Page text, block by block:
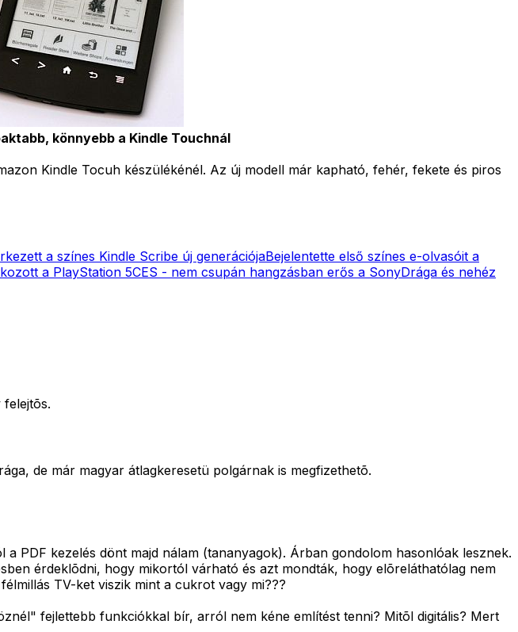
könnyebb a Kindle Touchnál
Kindle Tocuh készülékénél. Az új modell már kapható, fehér, fekete és piros
a színes Kindle Scribe új generációjaBejelentette első színes e-olvasóit a
a PlayStation 5CES - nem csupán hangzásban erős a SonyDrága és nehéz
de már magyar átlagkeresetü polgárnak is megfizethetõ.
PDF kezelés dönt majd nálam (tananyagok). Árban gondolom hasonlóak lesznek.
érdeklõdni, hogy mikortól várható és azt mondták, hogy elõreláthatólag nem
TV-ket viszik mint a cukrot vagy mi???
fejlettebb funkciókkal bír, arról nem kéne említést tenni? Mitõl digitális? Mert